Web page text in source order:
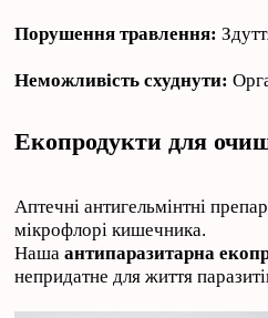
Порушення травлення:
Неможливість схуднути:
Екопродукти для
Аптечні антигельмінтні
мікрофлорі кишечника.
Наша антипаразитарна
непридатне для життя